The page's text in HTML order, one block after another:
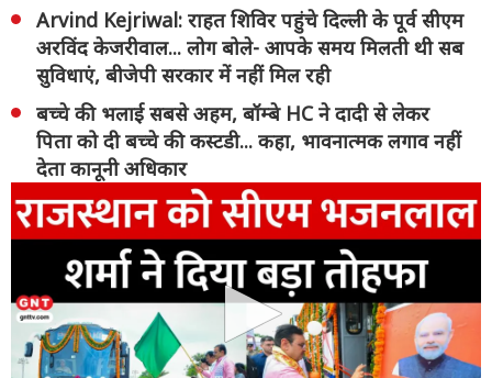
Arvind Kejriwal: राहत शिविर पहुंचे दिल्ली के पूर्व सीएम
अरविंद केजरीवाल... लोग बोले- आपके समय मिलती थी सब
सुविधाएं, बीजेपी सरकार में नहीं मिल रही
बच्चे की भलाई सबसे अहम, बॉम्बे HC ने दादी से लेकर
पिता को दी बच्चे की कस्टडी... कहा, भावनात्मक लगाव नहीं
देता कानूनी अधिकार